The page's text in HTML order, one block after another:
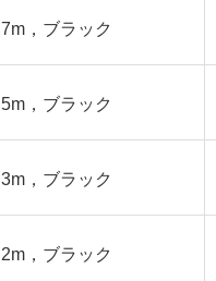
7m，ブラック
5m，ブラック
3m，ブラック
2m，ブラック